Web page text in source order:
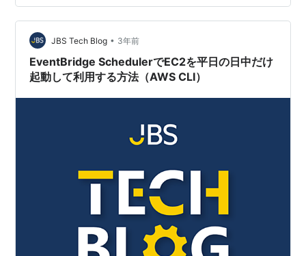
しくはこちらへListing品質スコアについての解析
|SellerSprite セラースプライト拡張機能-ご…
JBS Tech Blog • 3年前
EventBridge SchedulerでEC2を平日の日中だけ
起動して利用する方法（AWS CLI）